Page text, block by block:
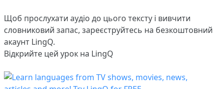
Щоб прослухати аудіо до цього тексту і вивчити
словниковий запас, зареєструйтесь на безкоштовний
акаунт LingQ.
Відкрийте цей урок на LingQ